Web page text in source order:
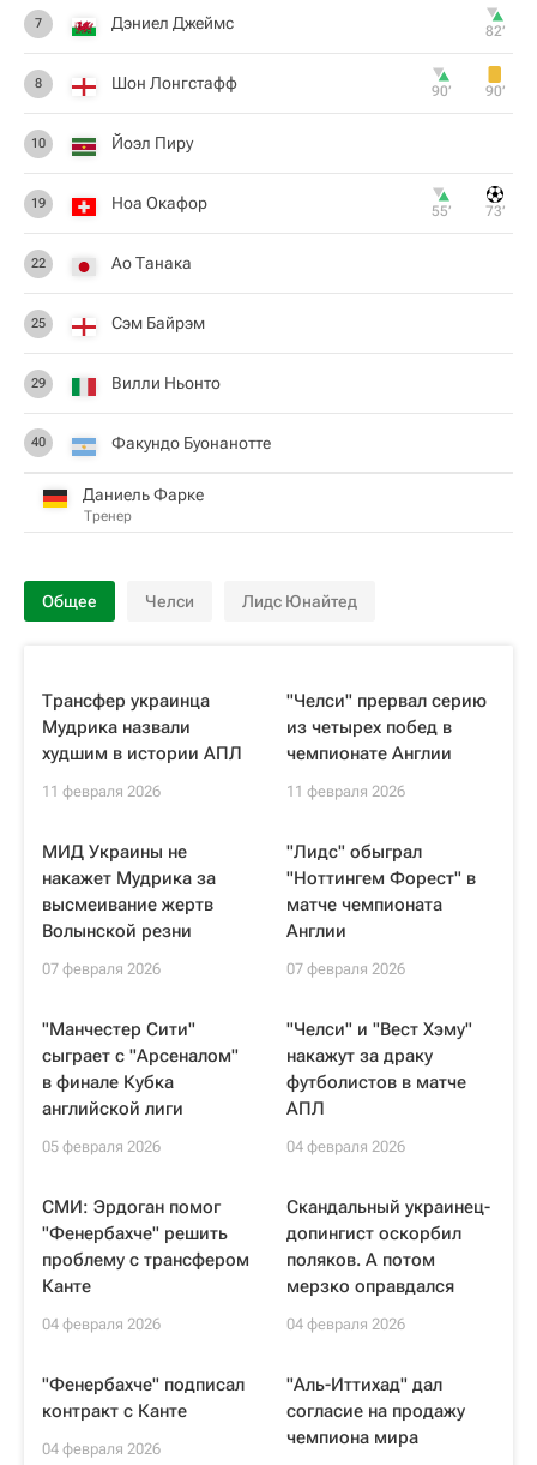
7 Дэниел Джеймс 82‎’‎
8 Шон Лонгстафф 90‎’‎ 90‎’‎
10 Йоэл Пиру
19 Ноа Окафор 55‎’‎ 73‎’‎
22 Ао Танака
25 Сэм Байрэм
29 Вилли Ньонто
40 Факундо Буонанотте
Даниель Фарке
Тренер
Общее Челси Лидс Юнайтед
Трансфер украинца
Мудрика назвали
худшим в истории АПЛ
11 февраля 2026
"Челси" прервал серию
из четырех побед в
чемпионате Англии
11 февраля 2026
МИД Украины не
накажет Мудрика за
высмеивание жертв
Волынской резни
07 февраля 2026
"Лидс" обыграл
"Ноттингем Форест" в
матче чемпионата
Англии
07 февраля 2026
"Манчестер Сити"
сыграет с "Арсеналом"
в финале Кубка
английской лиги
05 февраля 2026
"Челси" и "Вест Хэму"
накажут за драку
футболистов в матче
АПЛ
04 февраля 2026
СМИ: Эрдоган помог
"Фенербахче" решить
проблему с трансфером
Канте
04 февраля 2026
Скандальный украинец-
допингист оскорбил
поляков. А потом
мерзко оправдался
04 февраля 2026
"Фенербахче" подписал
контракт с Канте
04 февраля 2026
"Аль-Иттихад" дал
согласие на продажу
чемпиона мира